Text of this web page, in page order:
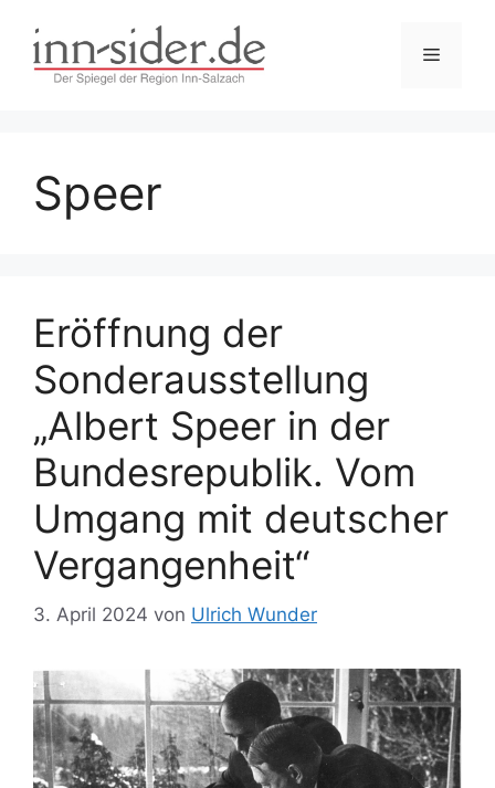
Inhalt
springen
Menü
Speer
Eröffnung der
Sonderausstellung
„Albert Speer in der
Bundesrepublik. Vom
Umgang mit deutscher
Vergangenheit“
3. April 2024 von Ulrich Wunder